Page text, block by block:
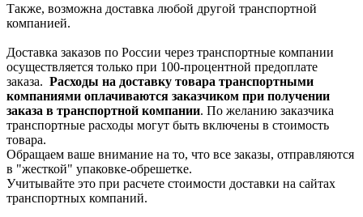
Также, возможна доставка любой другой транспортной
компанией.
Доставка заказов по России через транспортные компании
осуществляется только при 100-процентной предоплате
заказа. Расходы на доставку товара транспортными
компаниями оплачиваются заказчиком при получении
заказа в транспортной компании. По желанию заказчика
транспортные расходы могут быть включены в стоимость
товара.
Обращаем ваше внимание на то, что все заказы, отправляются
в "жесткой" упаковке-обрешетке.
Учитывайте это при расчете стоимости доставки на сайтах
транспортных компаний.